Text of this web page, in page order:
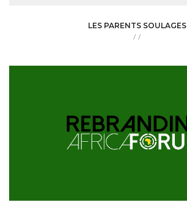
LES PARENTS SOULAGES
/ /